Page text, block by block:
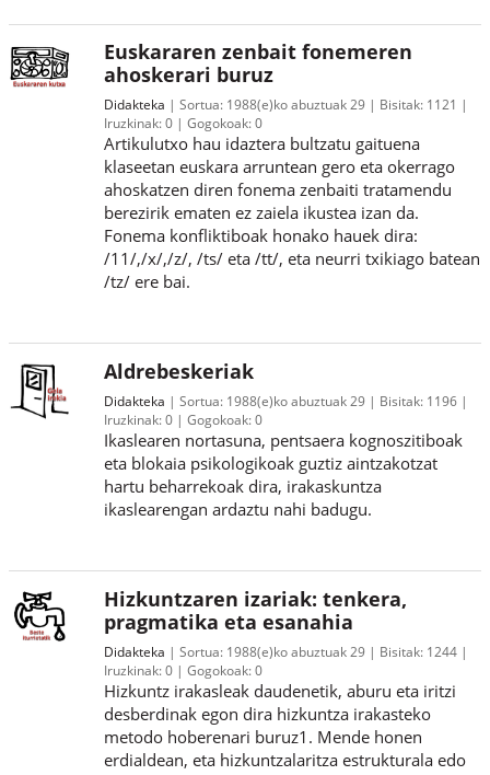
Euskararen zenbait fonemeren
ahoskerari buruz
Didakteka Sortua: 1988(e)ko abuztuak 29 Bisitak: 1121
Iruzkinak:0 Gogokoak:0
Artikulutxo hau idaztera bultzatu gaituena
klaseetan euskara arruntean gero eta okerrago
ahoskatzen diren fonema zenbaiti tratamendu
berezirik ematen ez zaiela ikustea izan da.
Fonema konfliktiboak honako hauek dira:
/11/,/x/,/z/, /ts/ eta /tt/, eta neurri txikiago batean
/tz/ ere bai.
Aldrebeskeriak
Didakteka Sortua: 1988(e)ko abuztuak 29 Bisitak: 1196
Iruzkinak:0 Gogokoak:0
Ikaslearen nortasuna, pentsaera kognoszitiboak
eta blokaia psikologikoak guztiz aintzakotzat
hartu beharrekoak dira, irakaskuntza
ikaslearengan ardaztu nahi badugu.
Hizkuntzaren izariak: tenkera,
pragmatika eta esanahia
Didakteka Sortua: 1988(e)ko abuztuak 29 Bisitak: 1244
Iruzkinak:0 Gogokoak:0
Hizkuntz irakasleak daudenetik, aburu eta iritzi
desberdinak egon dira hizkuntza irakasteko
metodo hoberenari buruz1. Mende honen
erdialdean, eta hizkuntzalaritza estrukturala edo